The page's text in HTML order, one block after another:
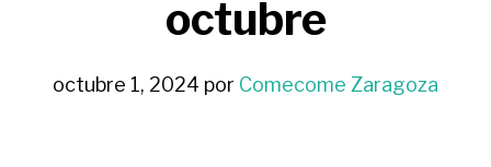
octubre
octubre 1, 2024 por Comecome Zaragoza